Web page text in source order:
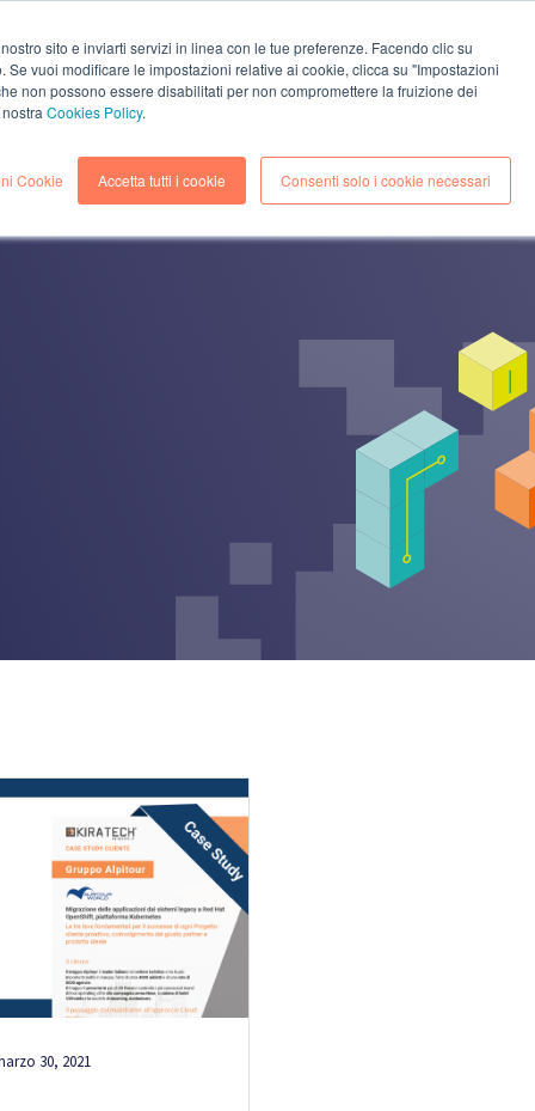
sito e inviarti servizi in linea con le tue preferenze. Facendo clic su
vuoi modificare le impostazioni relative ai cookie, clicca su "Impostazioni
non possono essere disabilitati per non compromettere la fruizione dei
Cookies Policy.
Cookie Accetta tutti i cookie Consenti solo i cookie necessari
SERVIZI RISORSE CASE STUDIES
30, 2021